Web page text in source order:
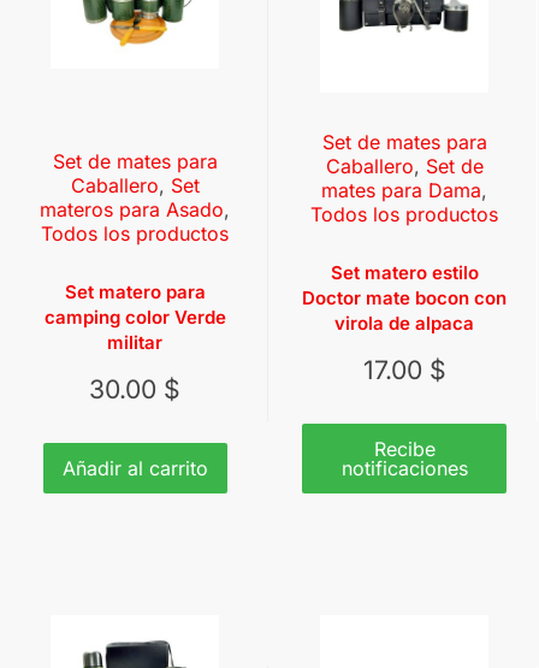
Set de mates para
Caballero, Set
materos para Asado,
Todos los productos
Set matero para
camping color Verde
militar
30.00 $
Añadir al carrito
Set de mates para
Caballero, Set de
mates para Dama,
Todos los productos
Set matero estilo
Doctor mate bocon con
virola de alpaca
17.00 $
Recibe
notificaciones